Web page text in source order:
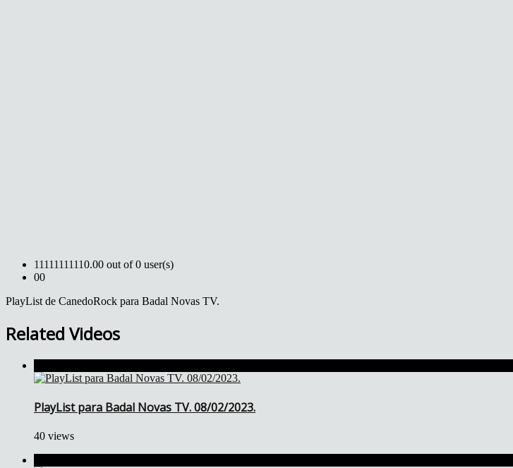
11111111110.00 out of 0 user(s)
00
PlayList de CanedoRock para Badal Novas TV.
Related Videos
PlayList para Badal Novas TV. 08/02/2023.
40 views